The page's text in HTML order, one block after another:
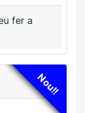
fer a
Nou!!